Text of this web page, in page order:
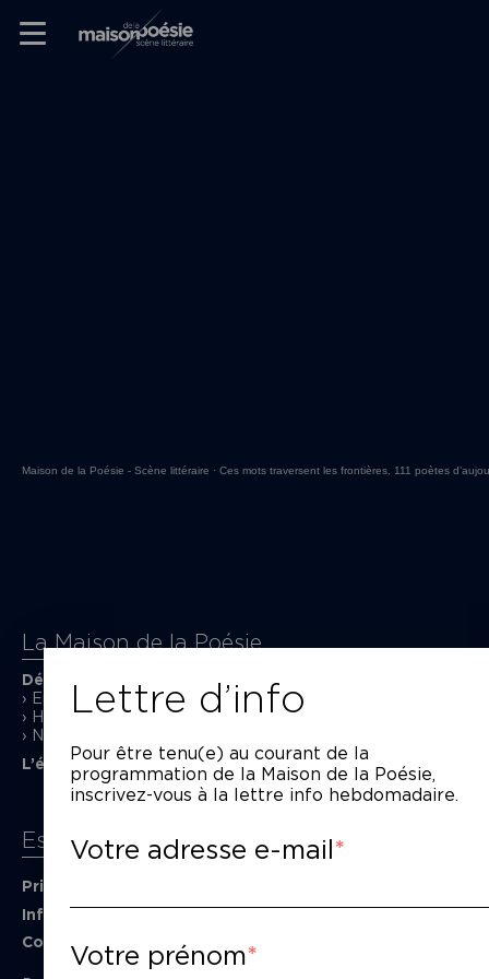
Panneau de gestion des cookies
to
Primary
Maison de la Poésie - Scène littéraire · Ces mots traversent les frontières, 111 poètes
La Maison de la Poésie
Découvrir
En photos
Historique
Nos partenaires
L’équipe
Espace pro
Privatiser une salle
Informations techniques
Contact presse
Lettre d’info
Pour être tenu(e) au courant de la
programmation de la Maison de la Poésie,
inscrivez-vous à la lettre info hebdomadaire.
Votre adresse e-mail
Votre prénom